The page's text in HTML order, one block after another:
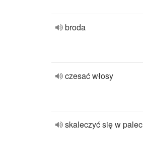
broda
czesać włosy
skaleczyć się w palec